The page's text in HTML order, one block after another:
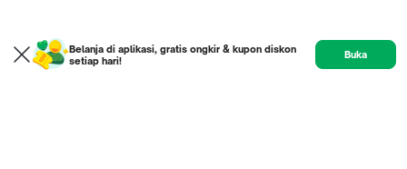
Belanja di aplikasi, gratis ongkir & kupon diskon
setiap hari!
Buka
Home Review